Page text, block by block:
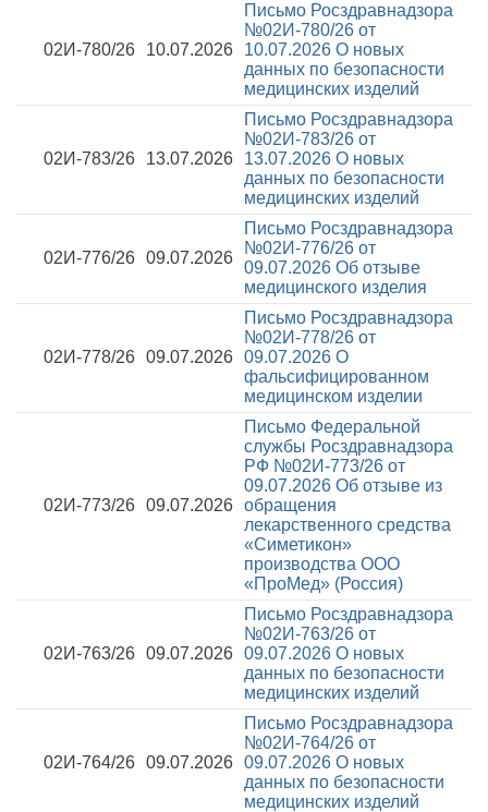
02И-780/26 10.07.2026
Письмо Росздравнадзора
№02И-780/26 от
10.07.2026 О новых
данных по безопасности
медицинских изделий
02И-783/26 13.07.2026
Письмо Росздравнадзора
№02И-783/26 от
13.07.2026 О новых
данных по безопасности
медицинских изделий
02И-776/26 09.07.2026
Письмо Росздравнадзора
№02И-776/26 от
09.07.2026 Об отзыве
медицинского изделия
02И-778/26 09.07.2026
Письмо Росздравнадзора
№02И-778/26 от
09.07.2026 О
фальсифицированном
медицинском изделии
02И-773/26 09.07.2026
Письмо Федеральной
службы Росздравнадзора
РФ №02И-773/26 от
09.07.2026 Об отзыве из
обращения
лекарственного средства
«Симетикон»
производства ООО
«ПроМед» (Россия)
02И-763/26 09.07.2026
Письмо Росздравнадзора
№02И-763/26 от
09.07.2026 О новых
данных по безопасности
медицинских изделий
02И-764/26 09.07.2026
Письмо Росздравнадзора
№02И-764/26 от
09.07.2026 О новых
данных по безопасности
медицинских изделий